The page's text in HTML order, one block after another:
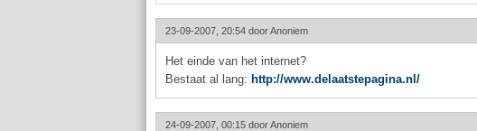
23-09-2007, 20:54 doorAnoniem
Het einde van het internet?
Bestaat al lang: http://www.delaatstepagina.nl/
24-09-2007, 00:15 doorAnoniem